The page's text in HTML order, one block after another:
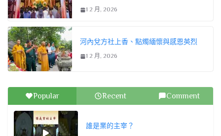
1 2 月, 2026
河內兌方社上香、點燭緬懷與感恩英烈
1 2 月, 2026
Popular Recent Comment
誰是業的主宰？